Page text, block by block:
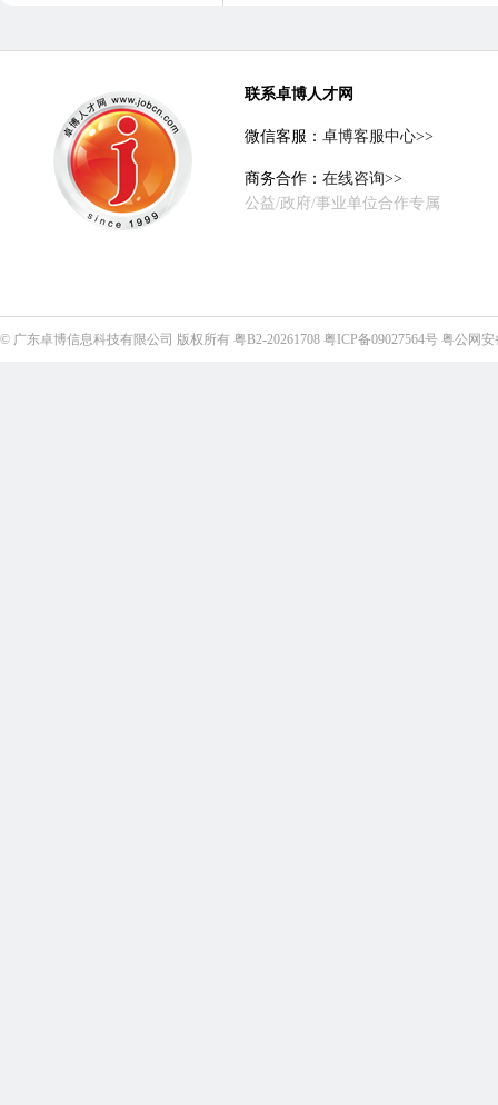
联系卓博人才网
微信客服： 卓博客服中心>>
商务合作： 在线咨询>>
公益/政府/事业单位合作专属
© 广东卓博信息科技有限公司 版权所有 粤B2-20261708 粤ICP备09027564号 粤公网安